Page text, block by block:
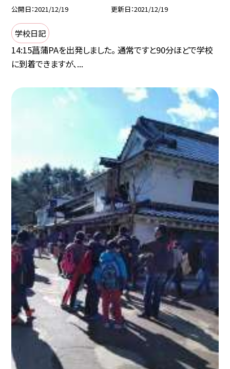
公開日 2021/12/19 更新日 2021/12/19
学校日記
14:15菖蒲PAを出発しました。 通常ですと90分ほどで学校
に到着できますが、...